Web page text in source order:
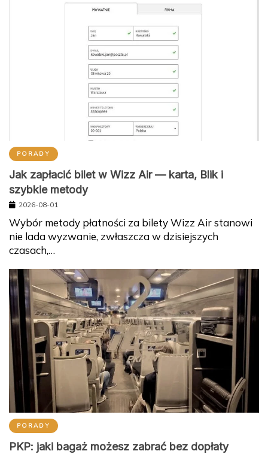
PORADY
Jak zapłacić bilet w Wizz Air — karta, Blik i
szybkie metody
2026-08-01
Wybór metody płatności za bilety Wizz Air stanowi
nie lada wyzwanie, zwłaszcza w dzisiejszych
czasach,…
PORADY
PKP: jaki bagaż możesz zabrać bez dopłaty